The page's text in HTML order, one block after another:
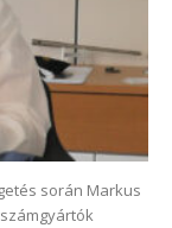
során Markus